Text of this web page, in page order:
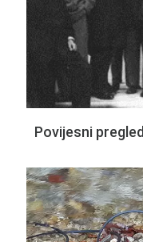
Povijesni pregled